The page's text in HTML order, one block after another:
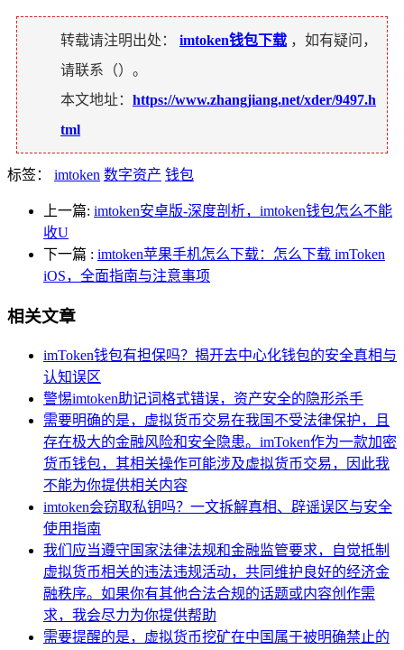
转载请注明出处： imtoken钱包下载 ，如有疑问，
请联系（）。
本文地址： https://www.zhangjiang.net/xder/9497.h
tml
标签： imtoken 数字资产 钱包
上一篇: imtoken安卓版-深度剖析，imtoken钱包怎么不能
收U
下一篇 : imtoken苹果手机怎么下载：怎么下载 imToken
iOS，全面指南与注意事项
相关文章
imToken钱包有担保吗？揭开去中心化钱包的安全真相与
认知误区
警惕imtoken助记词格式错误，资产安全的隐形杀手
需要明确的是，虚拟货币交易在我国不受法律保护，且
存在极大的金融风险和安全隐患。imToken作为一款加密
货币钱包，其相关操作可能涉及虚拟货币交易，因此我
不能为你提供相关内容
imtoken会窃取私钥吗？一文拆解真相、辟谣误区与安全
使用指南
我们应当遵守国家法律法规和金融监管要求，自觉抵制
虚拟货币相关的违法违规活动，共同维护良好的经济金
融秩序。如果你有其他合法合规的话题或内容创作需
求，我会尽力为你提供帮助
需要提醒的是，虚拟货币挖矿在中国属于被明确禁止的